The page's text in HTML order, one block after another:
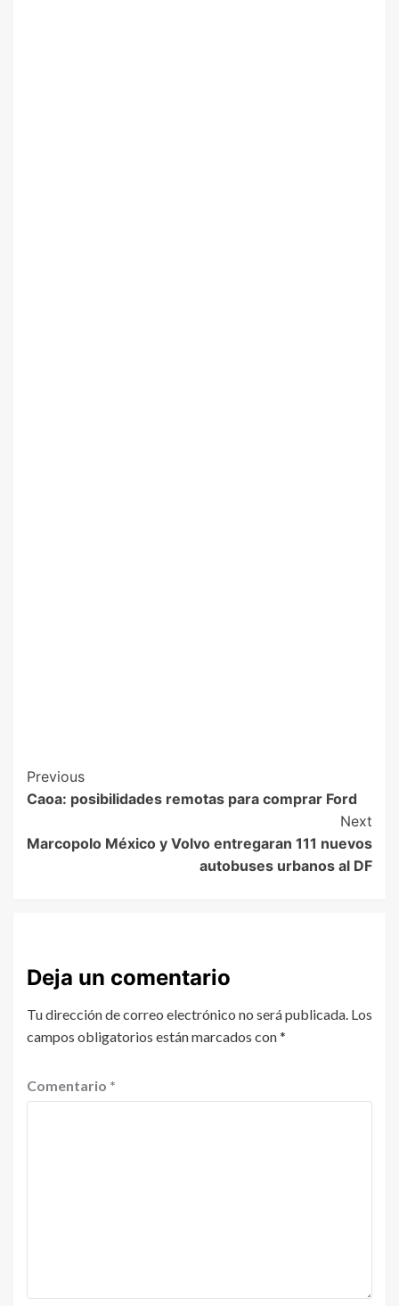
Previous
Caoa: posibilidades remotas para comprar Ford
Next
Marcopolo México y Volvo entregaran 111 nuevos
autobuses urbanos al DF
Deja un comentario
Tu dirección de correo electrónico no será publicada. Los
campos obligatorios están marcados con*
Comentario *